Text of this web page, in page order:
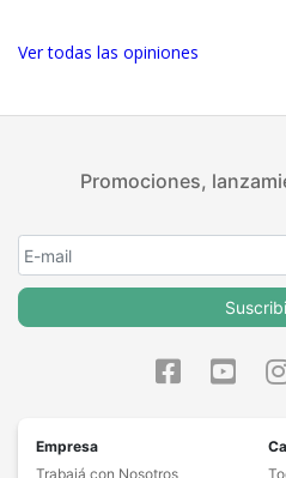
Ver todas las opiniones
Promociones,
Empresa
Trabajá con Nosotros